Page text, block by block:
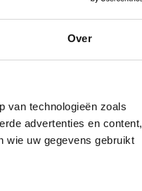
Over
van technologieën zoals
advertenties en content,
wie uw gegevens gebruikt